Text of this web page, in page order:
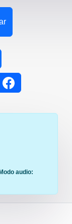
audio: